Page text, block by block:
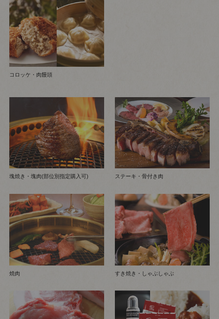
コロッケ・肉饅頭
塊焼き・塊肉(部位別指定購入可) ステーキ・骨付き肉
焼肉 すき焼き・しゃぶしゃぶ